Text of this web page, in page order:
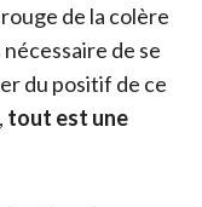
de la colère
de se
du positif de ce
tout est une